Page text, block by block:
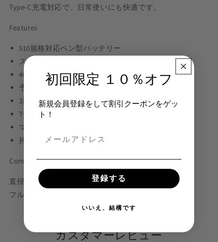
Type-C充電対応で、日常使いにも快適です。
Features
510規格対応ペン型バッテリー
ステルス性の高いボールペンデザイン
400mAh 大容量バッテリー
予熱機能搭載
3段階電圧調整（2.7V / 3.1V / 3.6V）
Type-C急速充電
マグネット式ペン先
持ち運びに便利なスリム設計
Compatible
直径11.5mmアトマイザー対応
フルセラミック510カートリッジにも最適。
カスタマーレビュー
初回限定 １０％オフ
新規会員登録をして割引クーポンをゲッ
ト！
登録する
いいえ、結構です